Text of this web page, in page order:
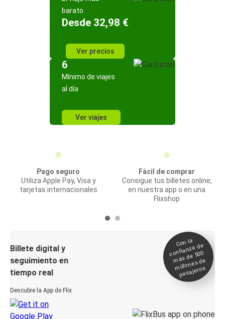
barato
Desde 32,98 €
Ver precios
6
Mínimo de viajes
al día
Ver viajes
Pago seguro
Utiliza Apple Pay, Visa y
tarjetas internacionales
Fácil de comprar
Consigue tus billetes online,
en nuestra app o en una
Flixshop
Billete digital y
seguimiento en
tiempo real
Descubre la App de Flix
Con la
confianza de
más de 500
millones de
pasajeros